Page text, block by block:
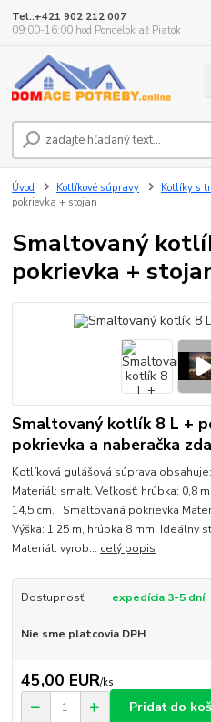
Tel.:+421 902 212 007
09:00-16:00 hod Pondelok až Piatok
Úvod Kotlíkové súpravy Kotlíky s
pokrievka + stojan
Smaltovaný
pokrievka +
Smaltovaný kotlík 8 L +
pokrievka a naberačka
Kotlíková gulášová súprava
Materiál: smalt. Veľkosť: hrúbka: 0,8
14,5 cm. Smaltovaná pokrievka
Výška: 1,25 m, hrúbka 8 mm. Ideálny
Materiál: vyrob... celý popis
Dostupnosť expedícia 3-5 dní
Nie sme platcovia DPH
45,00 EUR/ks
Pridať do